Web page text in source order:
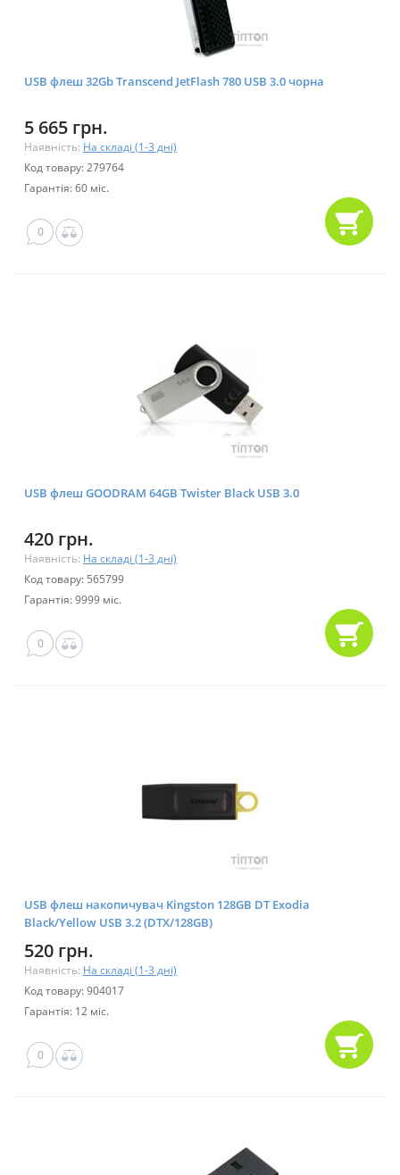
USB флеш 32Gb Transcend JetFlash 780 USB 3.0 чорна
5 665 грн.
Наявність: На складі (1-3 дні)
Код товару: 279764
Гарантія: 60 міс.
0
USB флеш GOODRAM 64GB Twister Black USB 3.0
420 грн.
Наявність: На складі (1-3 дні)
Код товару: 565799
Гарантія: 9999 міс.
0
USB флеш накопичувач Kingston 128GB DT Exodia
Black/Yellow USB 3.2 (DTX/128GB)
520 грн.
Наявність: На складі (1-3 дні)
Код товару: 904017
Гарантія: 12 міс.
0